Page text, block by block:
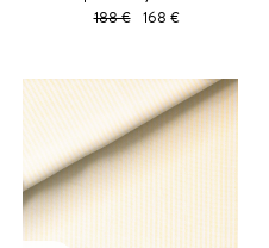
188 €
168 €